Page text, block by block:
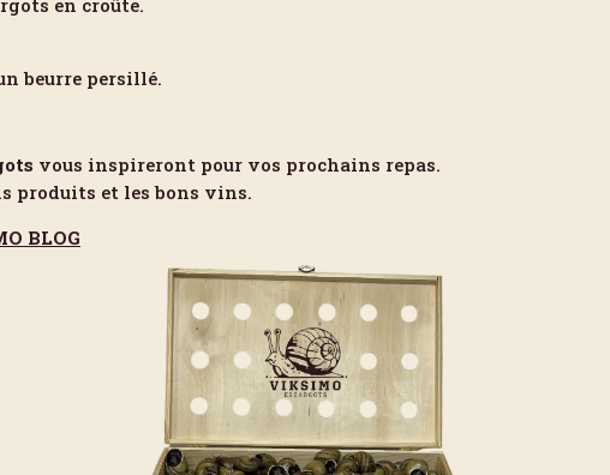
en croûte.
beurre persillé.
vous inspireront pour vos prochains repas.
produits et les bons vins.
BLOG